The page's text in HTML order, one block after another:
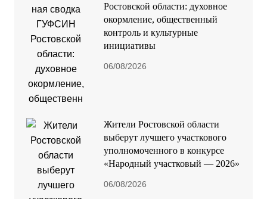
Ростовской области: духовное
окормление, общественный
контроль и культурные
инициативы
06/08/2026
Жители Ростовской области
выберут лучшего участкового
уполномоченного в конкурсе
«Народный участковый — 2026»
06/08/2026